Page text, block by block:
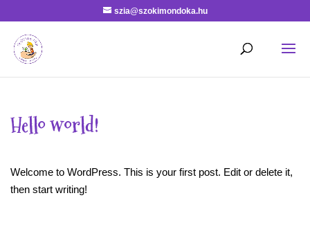
szia@szokimondoka.hu
Hello world!
Welcome to WordPress. This is your first post. Edit or delete it,
then start writing!